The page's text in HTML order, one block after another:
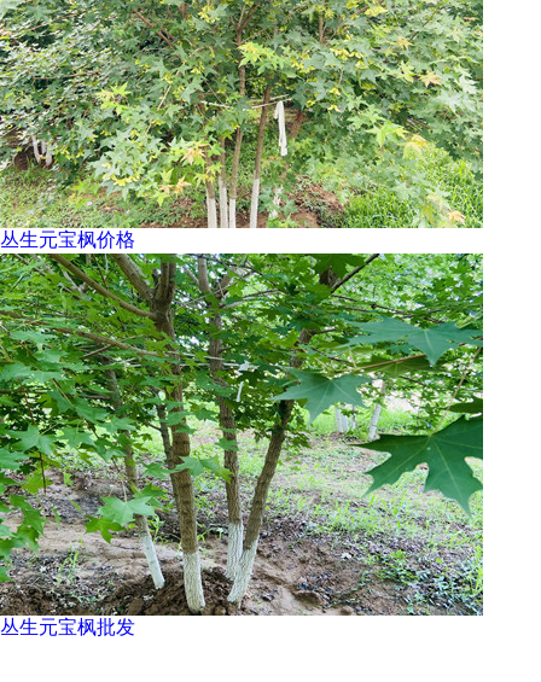
丛生元宝枫价格
丛生元宝枫批发